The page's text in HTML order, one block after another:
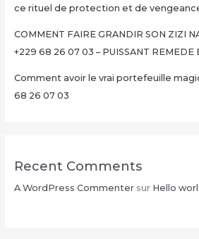
Minutes
+229
26
07
ce rituel de protection et de
COMMENT FAIRE GRANDIR SON ZIZI
+229 68 26 07 03 – PUISSANT REMEDE
Comment avoir le vrai portefeuille
68 26 07 03
Recent Comments
A WordPress Commentersur Hello